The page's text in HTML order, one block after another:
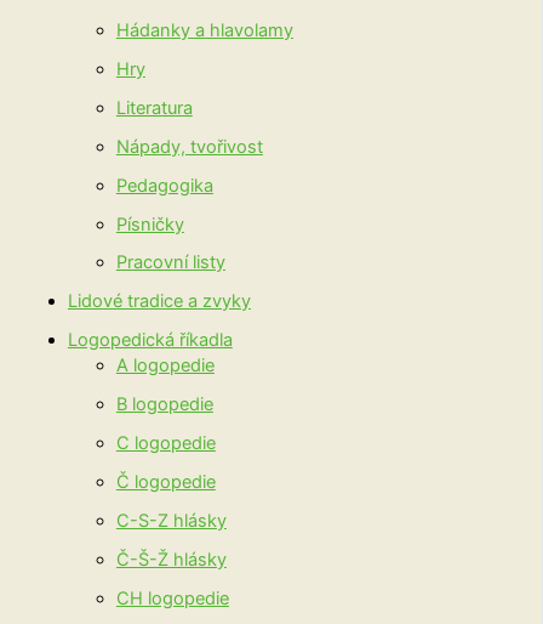
Hádanky a hlavolamy
Hry
Literatura
Nápady, tvořivost
Pedagogika
Písničky
Pracovní listy
Lidové tradice a zvyky
Logopedická říkadla
A logopedie
B logopedie
C logopedie
Č logopedie
C-S-Z hlásky
Č-Š-Ž hlásky
CH logopedie